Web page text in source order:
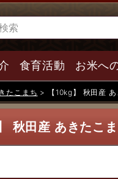
食育活動 お米へ
たこまち 【10kg】 秋田産
秋田産 あきたこ